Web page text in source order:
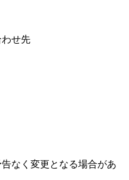
せ先
なく変更となる場合があ